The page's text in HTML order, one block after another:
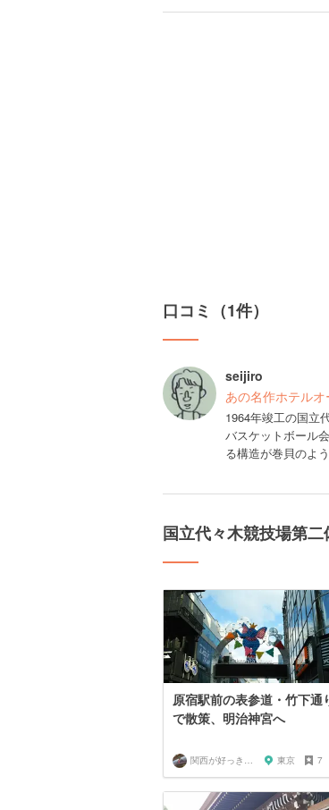
口コミ（1件）
seijiro
あの名作ホテル
1964年竣工の国立
バスケットボール
る構造が巻貝のよ
国立代々木競技場第
原宿駅前の表参道・竹下通
で散策、明治神宮へ
関西が好っきゃねん 東京 7